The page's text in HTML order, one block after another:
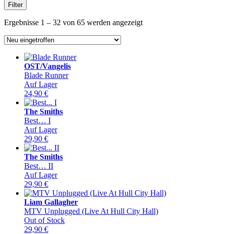
Filter
Ergebnisse 1 – 32 von 65 werden angezeigtSorted
OST/Vangelis
Blade Runner
Auf Lager
24,90 €
The Smiths
Best… I
Auf Lager
29,90 €
The Smiths
Best… II
Auf Lager
29,90 €
Liam Gallagher
MTV Unplugged (Live At Hull City Hall)
Out of Stock
29,90 €